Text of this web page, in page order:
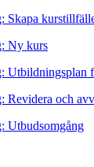
Skapa
Ny kurs
Utbildningsplan
Revidera och
Utbudsomgång